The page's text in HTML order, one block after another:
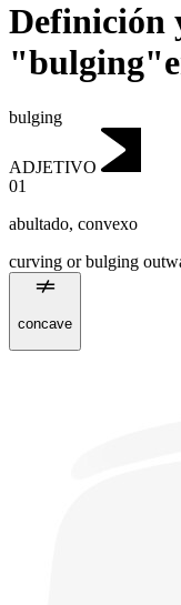
Definición
bulging
ADJETIVO
01
abultado, convexo
curving or bulging
concave